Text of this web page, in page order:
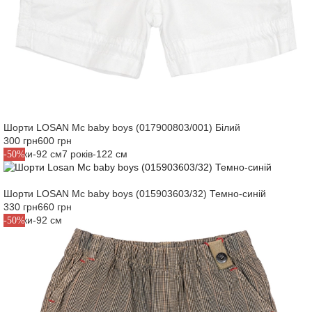
Скасувати
98 см
Яскраво-синій
Застосувати фільтри
Шорти LOSAN Mc baby boys (017900803/001) Білий
300 грн600 грн
-50%
2 роки-92 см7 років-122 см
Шорти LOSAN Mc baby boys (015903603/32) Темно-синій
330 грн660 грн
-50%
2 роки-92 см